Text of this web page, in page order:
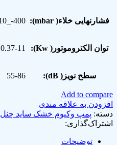
فشارنهایی خلاء( mbar): 400-_110-
توان الکتروموتور( Kw): 0.37-11
سطح نویز( dB): 55-86
Add to compare
افزودن به علاقه مندی
دسته: پمپ وکیوم خشک ساید چنل side channel
اشتراک‌گذاری:
توضیحات